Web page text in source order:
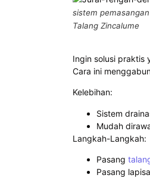
sistem
Talang Zincalume
Ingin solusi praktis
Cara ini
Kelebihan:
Sistem
Mudah
Langkah-Langkah:
Pasang
Pasang